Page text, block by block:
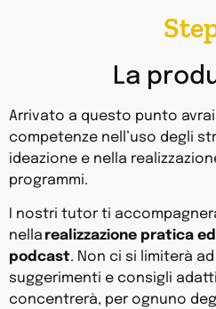
La
Arrivato a questo punto
competenze nell’uso degli
ideazione e nella
programmi.
I nostri tutor ti
nella realizzazione pratica
podcast. Non ci si limiterà
suggerimenti e consigli
concentrerà, per ognuno